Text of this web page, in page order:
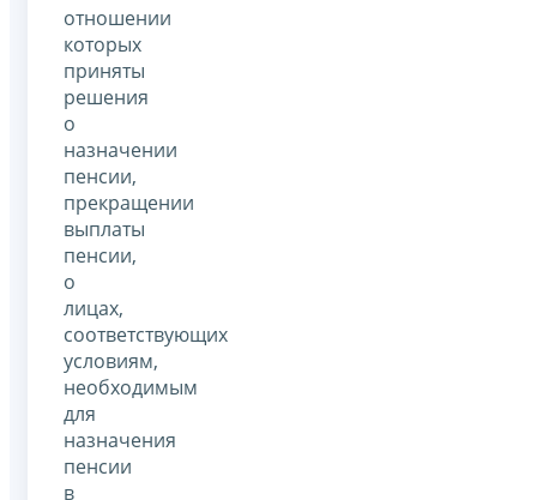
отношении
которых
приняты
решения
о
назначении
пенсии,
прекращении
выплаты
пенсии,
о
лицах,
соответствующих
условиям,
необходимым
для
назначения
пенсии
в